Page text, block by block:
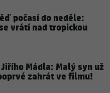
počasí do neděle:
vrátí nad tropickou
Mádla: Malý syn už
zahrát ve filmu!